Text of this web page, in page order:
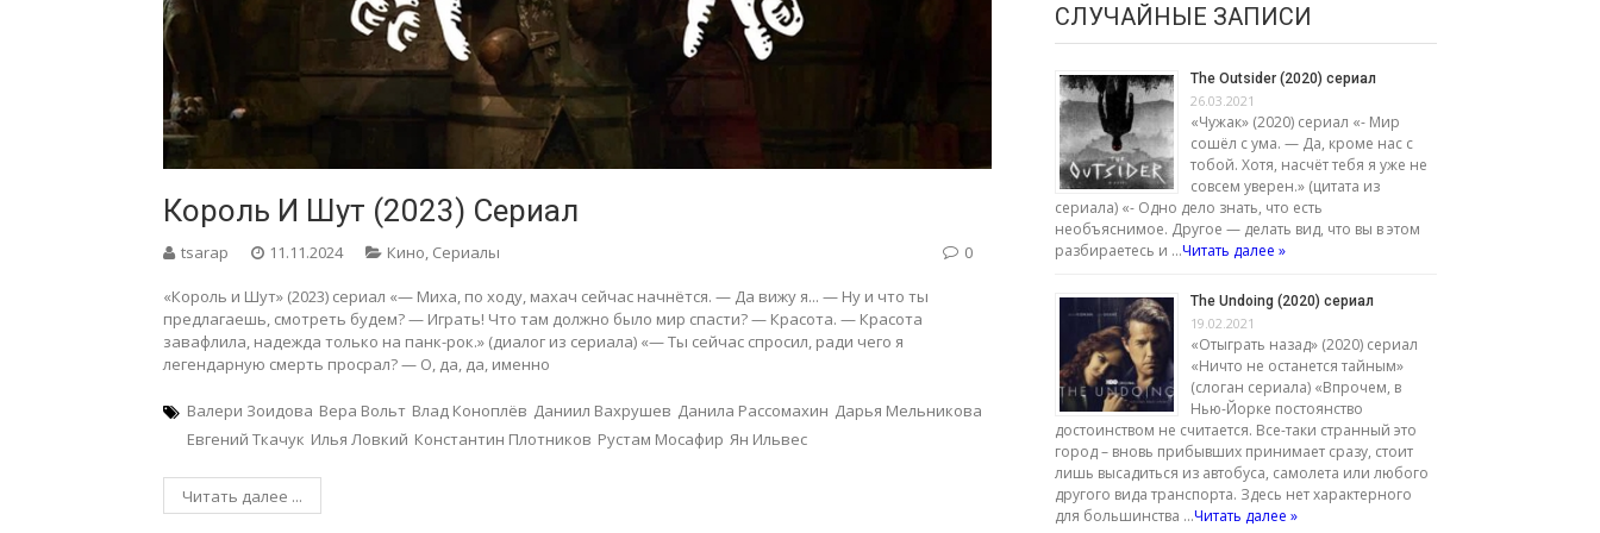
Король И Шут (2023) Сериал
tsarap 11.11.2024 Кино Сериалы 0
«Король и Шут» (2023) сериал «— Миха, по ходу, махач сейчас начнётся. — Да вижу я... — Ну и что ты
предлагаешь, смотреть будем? — Играть! Что там должно было мир спасти? — Красота. — Красота
завафлила, надежда только на панк-рок.» (диалог из сериала) «— Ты сейчас спросил, ради чего я
легендарную смерть просрал? — О, да, да, именно
Валери Зоидова Вера Вольт Влад Коноплёв Даниил Вахрушев Данила Рассомахин Дарья Мельникова
Евгений Ткачук Илья Ловкий Константин Плотников Рустам Мосафир Ян Ильвес
Читать далее ...
СЛУЧАЙНЫЕ ЗАПИСИ
The Outsider (2020) сериал
26.03.2021
«Чужак» (2020) сериал «- Мир
сошёл с ума. — Да, кроме нас с
тобой. Хотя, насчёт тебя я уже не
совсем уверен.» (цитата из
сериала) «- Одно дело знать, что есть
необъяснимое. Другое — делать вид, что вы в этом
разбираетесь и …Читать далее »
The Undoing (2020) сериал
19.02.2021
«Отыграть назад» (2020) сериал
«Ничто не останется тайным»
(слоган сериала) «Впрочем, в
Нью-Йорке постоянство
достоинством не считается. Все-таки странный это
город – вновь прибывших принимает сразу, стоит
лишь высадиться из автобуса, самолета или любого
другого вида транспорта. Здесь нет характерного
для большинства …Читать далее »